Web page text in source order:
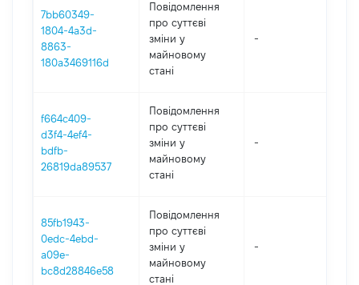
7bb60349-
1804-4a3d-
8863-
180a3469116d
Повідомлення
про суттєві
зміни y
майновому
стані
-
f664c409-
d3f4-4ef4-
bdfb-
26819da89537
Повідомлення
про суттєві
зміни y
майновому
стані
-
85fb1943-
0edc-4ebd-
a09e-
bc8d28846e58
Повідомлення
про суттєві
зміни y
майновому
стані
-